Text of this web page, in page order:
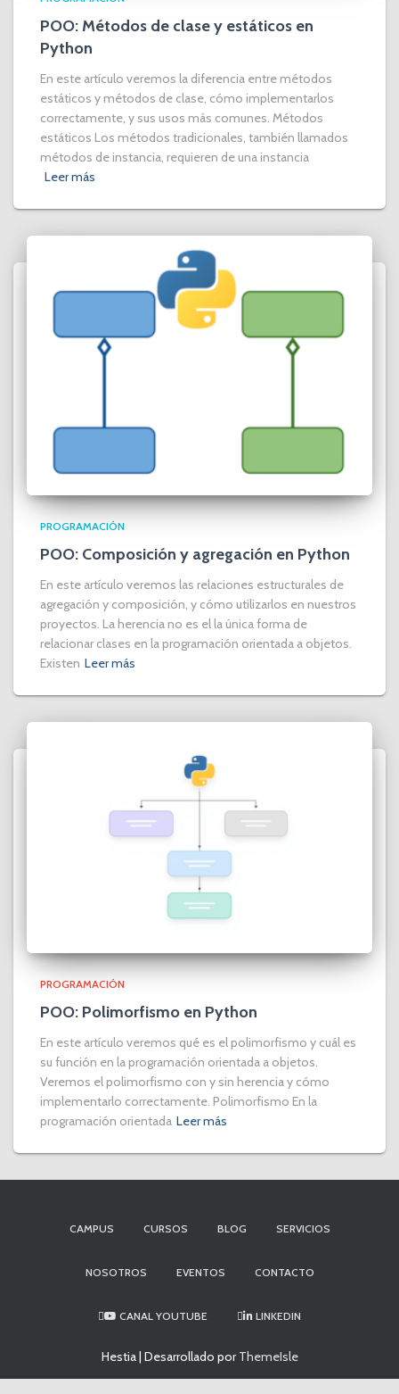
POO: Métodos de clase y estáticos en
Python
En este artículo veremos la diferencia entre métodos
estáticos y métodos de clase, cómo implementarlos
correctamente, y sus usos más comunes. Métodos
estáticos Los métodos tradicionales, también llamados
métodos de instancia, requieren de una instancia
Leer más
PROGRAMACIÓN
POO: Composición y agregación en Python
En este artículo veremos las relaciones estructurales de
agregación y composición, y cómo utilizarlos en nuestros
proyectos. La herencia no es el la única forma de
relacionar clases en la programación orientada a objetos.
Existen Leer más
PROGRAMACIÓN
POO: Polimorfismo en Python
En este artículo veremos qué es el polimorfismo y cuál es
su función en la programación orientada a objetos.
Veremos el polimorfismo con y sin herencia y cómo
implementarlo correctamente. Polimorfismo En la
programación orientada Leer más
CAMPUS CURSOS BLOG SERVICIOS
NOSOTROS EVENTOS CONTACTO
CANAL YOUTUBE LINKEDIN
Hestia | Desarrollado porThemeIsle